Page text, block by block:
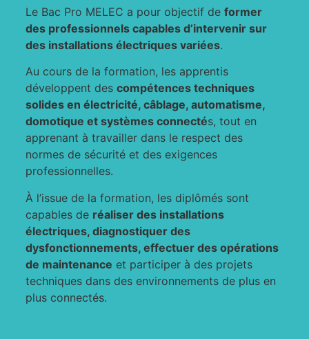
Le Bac Pro MELEC a pour objectif deformer
des professionnels capables d’intervenir sur
des installations électriques variées.
Au cours de la formation, les apprentis
développent descompétences techniques
solides en électricité, câblage, automatisme,
domotique et systèmes connectés, tout en
apprenant à travailler dans le respect des
normes de sécurité et des exigences
professionnelles.
À l’issue de la formation, les diplômés sont
capables de réaliser des installations
électriques, diagnostiquer des
dysfonctionnements, effectuer des opérations
de maintenance et participer à des projets
techniques dans des environnements de plus en
plus connectés.